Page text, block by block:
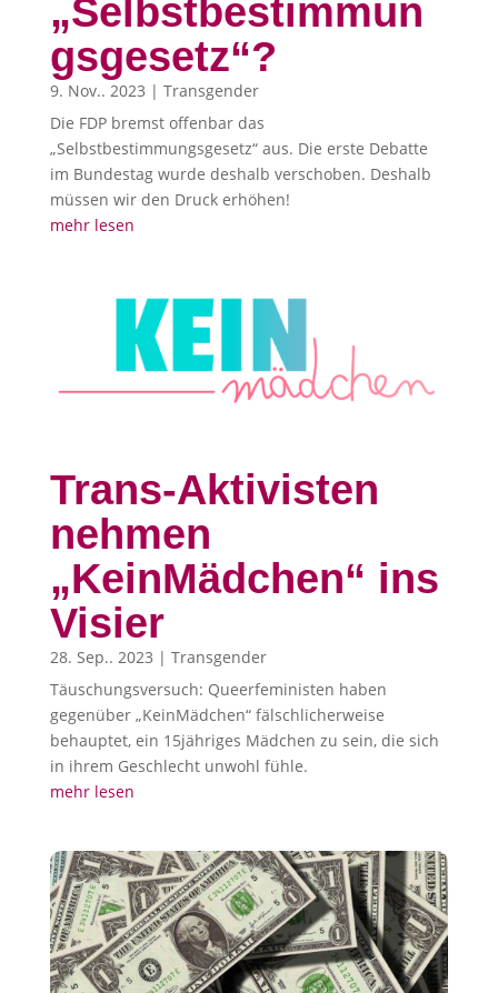
„Selbstbestimmun
gsgesetz“?
9. Nov.. 2023 | Transgender
Die FDP bremst offenbar das
„Selbstbestimmungsgesetz“ aus. Die erste Debatte
im Bundestag wurde deshalb verschoben. Deshalb
müssen wir den Druck erhöhen!
mehr lesen
Trans-Aktivisten
nehmen
„KeinMädchen“ ins
Visier
28. Sep.. 2023 | Transgender
Täuschungsversuch: Queerfeministen haben
gegenüber „KeinMädchen“ fälschlicherweise
behauptet, ein 15jähriges Mädchen zu sein, die sich
in ihrem Geschlecht unwohl fühle.
mehr lesen